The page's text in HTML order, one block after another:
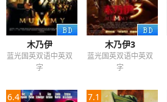
木乃伊
蓝光国英双语中英双
字
木乃伊3
蓝光国英双语中英双
字
6.4 7.1